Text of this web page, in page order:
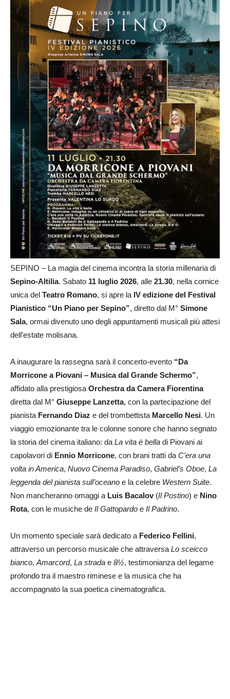
SEPINO – La magia del cinema incontra la storia millenaria di
Sepino-Altilia. Sabato 11 luglio 2026, alle 21.30, nella cornice
unica del Teatro Romano, si apre la IV edizione del Festival
Pianistico “Un Piano per Sepino”, diretto dal M° Simone
Sala, ormai divenuto uno degli appuntamenti musicali più attesi
dell’estate molisana.
A inaugurare la rassegna sarà il concerto-evento “Da
Morricone a Piovani – Musica dal Grande Schermo”,
affidato alla prestigiosa Orchestra da Camera Fiorentina
diretta dal M° Giuseppe Lanzetta, con la partecipazione del
pianista Fernando Diaz e del trombettista Marcello Nesi. Un
viaggio emozionante tra le colonne sonore che hanno segnato
la storia del cinema italiano: da La vita è bella di Piovani ai
capolavori di Ennio Morricone, con brani tratti da C’era una
volta in America, Nuovo Cinema Paradiso, Gabriel’s Oboe, La
leggenda del pianista sull’oceano e la celebre Western Suite.
Non mancheranno omaggi a Luis Bacalov(Il Postino) e Nino
Rota, con le musiche de Il Gattopardo e Il Padrino.
Un momento speciale sarà dedicato a Federico Fellini,
attraverso un percorso musicale che attraversa Lo sceicco
bianco, Amarcord, La strada e 8½, testimonianza del legame
profondo tra il maestro riminese e la musica che ha
accompagnato la sua poetica cinematografica.